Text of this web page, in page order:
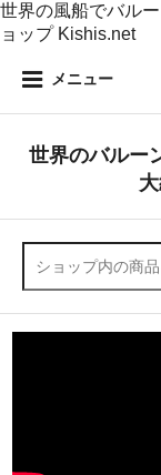
世界の風船でバル
ョップ Kishis.net
メニュー
世界のバルー